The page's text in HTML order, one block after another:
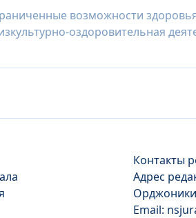
возможности
оздоровительная
Контакты
Адрес
Email: